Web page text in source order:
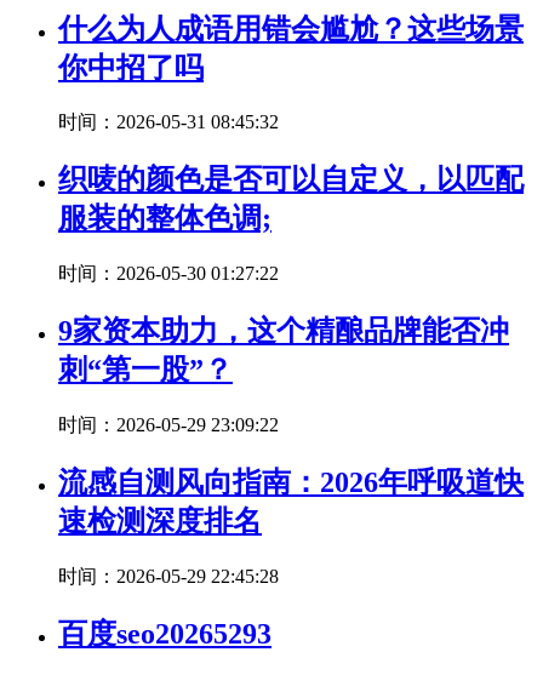
什么为人成语用错会尴尬？这些场景
你中招了吗
时间：2026-05-31 08:45:32
织唛的颜色是否可以自定义，以匹配
服装的整体色调;
时间：2026-05-30 01:27:22
9家资本助力，这个精酿品牌能否冲
刺“第一股”？
时间：2026-05-29 23:09:22
流感自测风向指南：2026年呼吸道快
速检测深度排名
时间：2026-05-29 22:45:28
百度seo20265293